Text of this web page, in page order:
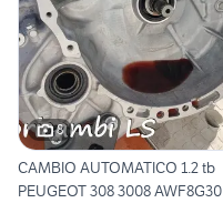
8
CAMBIO AUTOMATICO 1.2 tb
PEUGEOT 308 3008 AWF8G30